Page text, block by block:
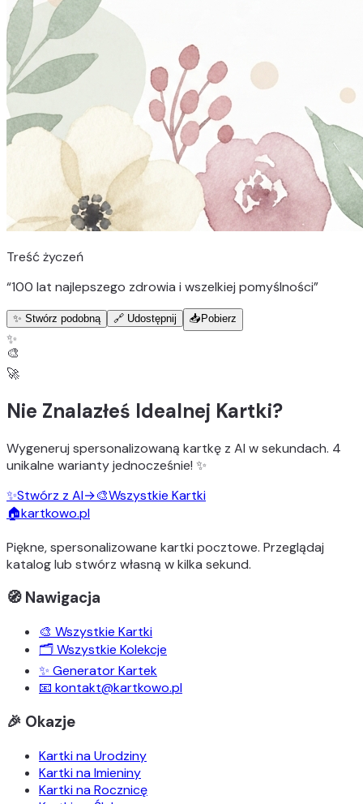
Treść życzeń
“100 lat najlepszego zdrowia i wszelkiej pomyślności”
✨ Stwórz podobną 🔗 Udostępnij 📥 Pobierz
✨
🎨
🚀
Nie Znalazłeś Idealnej Kartki?
Wygeneruj spersonalizowaną kartkę z AI w sekundach. 4
unikalne wariantyjednocześnie! ✨
✨Stwórz z AI→🎨Wszystkie Kartki
🏠kartkowo.pl
Piękne, spersonalizowane kartki pocztowe. Przeglądaj
katalog lub stwórz własną w kilka sekund.
🧭 Nawigacja
🎨 Wszystkie Kartki
🗂️ Wszystkie Kolekcje
✨ Generator Kartek
📧 kontakt@kartkowo.pl
🎉 Okazje
Kartki na Urodziny
Kartki na Imieniny
Kartki na Rocznicę